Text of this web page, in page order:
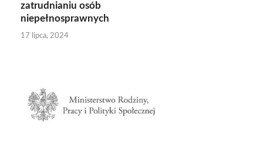
zatrudnianiu osób
niepełnosprawnych
17 lipca, 2024